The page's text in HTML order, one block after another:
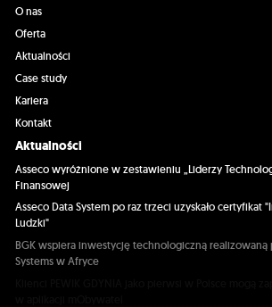
O nas
Oferta
Aktualności
Case study
Kariera
Kontakt
Aktualności
Asseco wyróżnione w zestawieniu „Liderzy
Finansowej
Asseco Data System po raz trzeci uzyskało certyfikat
Ludzki"
BGK wspiera inwestycję technologiczną realizowaną
Systems w Afryce